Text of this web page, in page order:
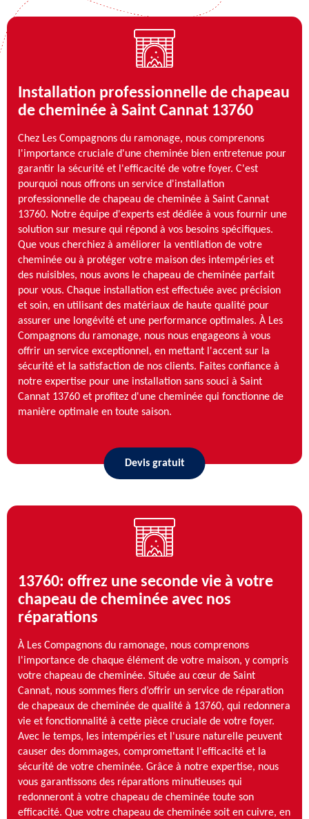
Installation professionnelle de chapeau
de cheminée à Saint Cannat 13760
Chez Les Compagnons du ramonage, nous comprenons
l'importance cruciale d'une cheminée bien entretenue pour
garantir la sécurité et l'efficacité de votre foyer. C'est
pourquoi nous offrons un service d'installation
professionnelle de chapeau de cheminée à Saint Cannat
13760. Notre équipe d'experts est dédiée à vous fournir une
solution sur mesure qui répond à vos besoins spécifiques.
Que vous cherchiez à améliorer la ventilation de votre
cheminée ou à protéger votre maison des intempéries et
des nuisibles, nous avons le chapeau de cheminée parfait
pour vous. Chaque installation est effectuée avec précision
et soin, en utilisant des matériaux de haute qualité pour
assurer une longévité et une performance optimales. À Les
Compagnons du ramonage, nous nous engageons à vous
offrir un service exceptionnel, en mettant l'accent sur la
sécurité et la satisfaction de nos clients. Faites confiance à
notre expertise pour une installation sans souci à Saint
Cannat 13760 et profitez d'une cheminée qui fonctionne de
manière optimale en toute saison.
Devis gratuit
13760: offrez une seconde vie à votre
chapeau de cheminée avec nos
réparations
À Les Compagnons du ramonage, nous comprenons
l'importance de chaque élément de votre maison, y compris
votre chapeau de cheminée. Située au cœur de Saint
Cannat, nous sommes fiers d’offrir un service de réparation
de chapeaux de cheminée de qualité à 13760, qui redonnera
vie et fonctionnalité à cette pièce cruciale de votre foyer.
Avec le temps, les intempéries et l'usure naturelle peuvent
causer des dommages, compromettant l'efficacité et la
sécurité de votre cheminée. Grâce à notre expertise, nous
vous garantissons des réparations minutieuses qui
redonneront à votre chapeau de cheminée toute son
efficacité. Que votre chapeau de cheminée soit en cuivre, en